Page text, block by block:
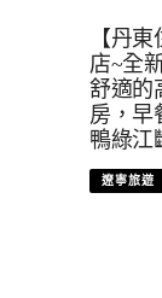
【丹
店~全
舒適的
房，早
鴨綠江
遼寧旅遊